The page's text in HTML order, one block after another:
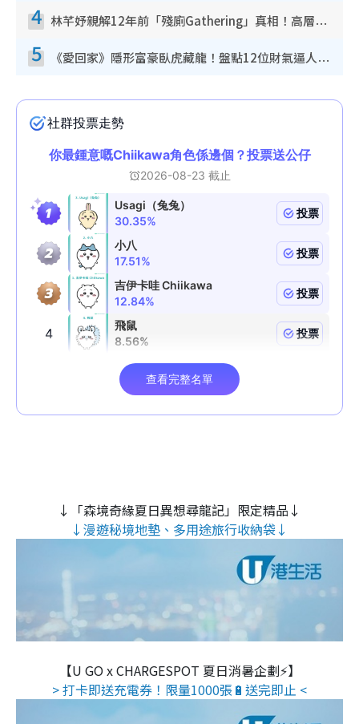
4 林芊妤親解12年前「殘廁Gathering」真相！高層解約一句話重創尊嚴至今拒返TVB
5 《愛回家》隱形富豪臥虎藏龍！盤點12位財氣逼人的有錢藝人：呢位靚女3億身家唔憂做
↓「森境奇緣夏日異想尋龍記」限定精品↓
↓漫遊秘境地墊、多用途旅行收納袋↓
【U GO x CHARGESPOT 夏日消暑企劃⚡】
> 打卡即送充電券！限量1000張🔋送完即止 <